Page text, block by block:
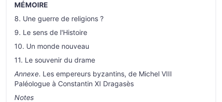
MÉMOIRE
8. Une guerre de religions ?
9. Le sens de l'Histoire
10. Un monde nouveau
11. Le souvenir du drame
Annexe. Les empereurs byzantins, de Michel VIII
Paléologue à Constantin XI Dragasès
Notes